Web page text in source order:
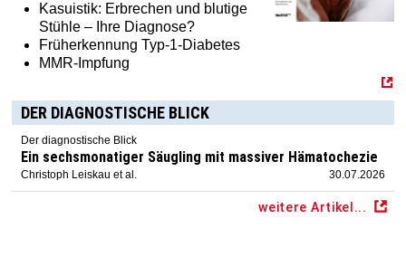
Kasuistik: Erbrechen und blutige
Stühle – Ihre Diagnose?
Früherkennung Typ-1-Diabetes
MMR-Impfung
DER DIAGNOSTISCHE BLICK
Der diagnostische Blick
Ein sechsmonatiger Säugling mit massiver Hämatochezie
Christoph Leiskau et al. 30.07.2026
weitere Artikel...